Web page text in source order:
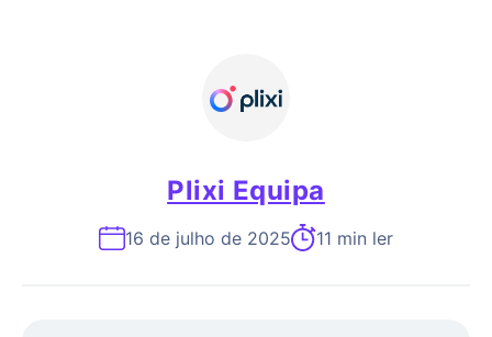
Plixi Equipa
16 de julho de 2025 11 min ler